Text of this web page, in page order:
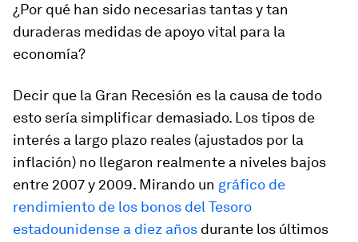
¿Por qué han sido necesarias tantas y tan
duraderas medidas de apoyo vital para la
economía?
Decir que la Gran Recesión es la causa de todo
esto sería simplificar demasiado. Los tipos de
interés a largo plazo reales (ajustados por la
inflación) no llegaron realmente a niveles bajos
entre 2007 y 2009. Mirando un gráfico de
rendimiento de los bonos del Tesoro
estadounidense a diez años durante los últimos